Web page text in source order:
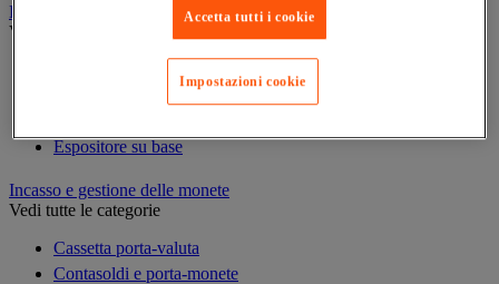
Espositore
Vedi tutte le categorie
Espositore su base
Incasso e gestione delle monete
Vedi tutte le categorie
Cassetta porta-valuta
Contasoldi e porta-monete
Accetta tutti i cookie
Impostazioni cookie